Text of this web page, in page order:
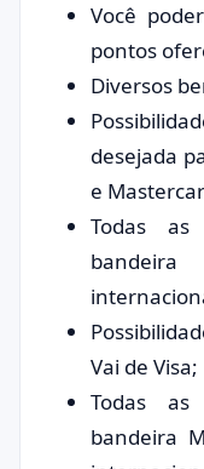
Você
pontos
Diversos
desejada
e
Todas as
Vai de Visa;
Todas as
bandeira